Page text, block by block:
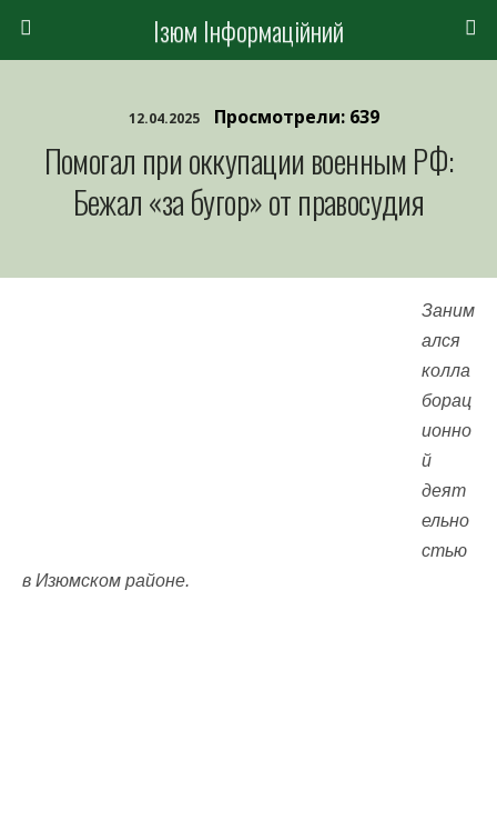
Ізюм Інформаційний
12.04.2025 Просмотрели: 639
Помогал при оккупации военным РФ:
Бежал «за бугор» от правосудия
Заним
ался
колла
борац
ионно
й
деят
ельно
стью
в Изюмском районе.